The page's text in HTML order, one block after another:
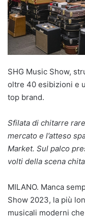
SHG Music Show,
oltre 40 esibizioni e
top brand.
Sfilata di chitarre
mercato e l’atteso
Market. Sul palco
volti della scena
MILANO. Manca
Show 2023, la più
musicali moderni